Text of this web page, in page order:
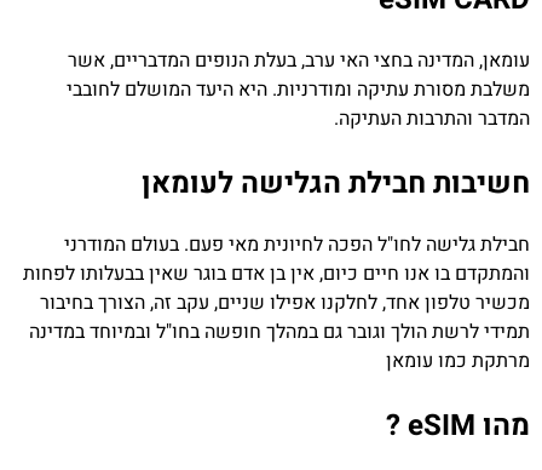
עומאן, המדינה בחצי האי ערב, בעלת הנופים המדבריים, אשר
משלבת מסורת עתיקה ומודרניות. היא היעד המושלם לחובבי
המדבר והתרבות העתיקה.
חשיבות חבילת הגלישה לעומאן
חבילת גלישה לחו"ל הפכה לחיונית מאי פעם. בעולם המודרני
והמתקדם בו אנו חיים כיום, אין בן אדם בוגר שאין בבעלותו לפחות
מכשיר טלפון אחד, לחלקנו אפילו שניים, עקב זה, הצורך בחיבור
תמידי לרשת הולך וגובר גם במהלך חופשה בחו"ל ובמיוחד במדינה
מרתקת כמו עומאן
מהו eSIM ?